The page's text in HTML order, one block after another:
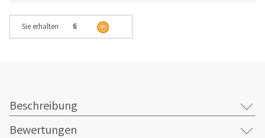
Sie erhalten 6
Beschreibung
Bewertungen